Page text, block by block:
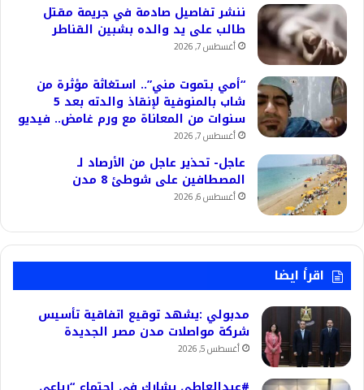
ننشر تفاصيل صادمة في جريمة مقتل
طالب على يد والده بشبين القناطر
أغسطس 7, 2026
“أمي بتموت مني”.. استغاثة مؤثرة من
شاب بالمنوفية لإنقاذ والدته بعد 5
سنوات من المعاناة مع ورم غامض.. فيديو
أغسطس 7, 2026
عاجل- تحذير عاجل من الأرصاد لـ
المصطافين على شوطئ 8 مدن
أغسطس 6, 2026
اقرأ ايضا
مدبولي :يشهد توقيع اتفاقية تأسيس
شركة مواصلات مدن مصر الجديدة
أغسطس 5, 2026